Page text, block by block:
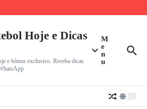
Owori, Capitão da Seleção de Uganda, Morre
PR mira a vice-liderança da Série B em confronto
Hoje e Dicas
e bônus exclusivo. Receba dicas
M
e
n
u